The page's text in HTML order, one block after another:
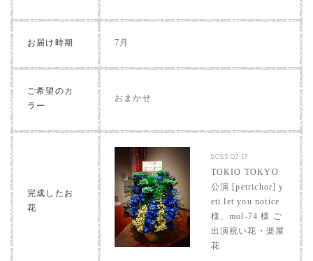
お届け時期 7月
ご希望のカ
ラー
おまかせ
完成したお
花
2023.07.17
TOKIO TOKYO
公演 [petrichor] y
eti let you notice
様、mol-74 様 ご
出演祝い花・楽屋
花